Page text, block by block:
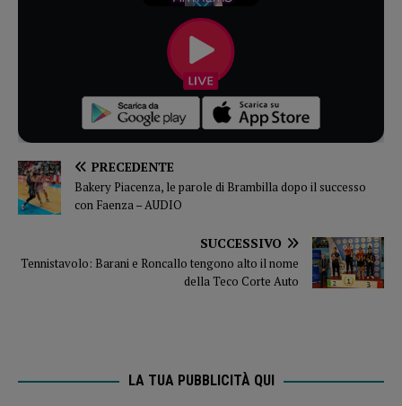
PRECEDENTE
Bakery Piacenza, le parole di Brambilla dopo il successo
con Faenza – AUDIO
SUCCESSIVO
Tennistavolo: Barani e Roncallo tengono alto il nome
della Teco Corte Auto
LA TUA PUBBLICITÀ QUI